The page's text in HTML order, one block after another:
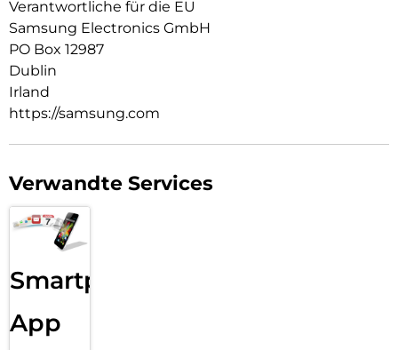
Verantwortliche für die EU
Samsung Electronics GmbH
PO Box 12987
Dublin
Irland
https://samsung.com
Verwandte Services
Smartphone
App